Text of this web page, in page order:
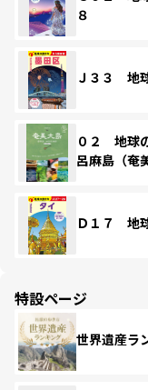
８
Ｊ３３ 地
０２ 地球
呂麻島（奄
Ｄ１７ 地
特設ページ
世界遺産ラ